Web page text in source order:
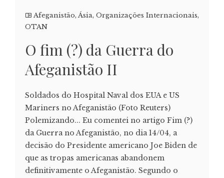
Afeganistão, Ásia, Organizações Internacionais,
OTAN
O fim (?) da Guerra do
Afeganistão II
Soldados do Hospital Naval dos EUA e US
Mariners no Afeganistão (Foto Reuters)
Polemizando... Eu comentei no artigo Fim (?)
da Guerra no Afeganistão, no dia 14/04, a
decisão do Presidente americano Joe Biden de
que as tropas americanas abandonem
definitivamente o Afeganistão. Segundo o